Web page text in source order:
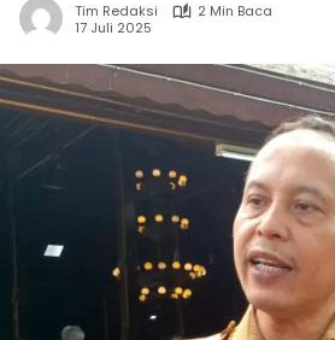
Tim Redaksi
2 Min Baca
17 Juli 2025